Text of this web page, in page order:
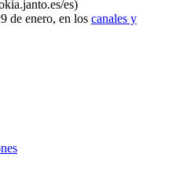
es)
de enero, en los canales y